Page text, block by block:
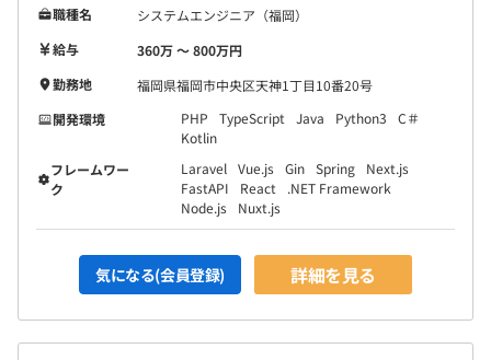
職種名
システムエンジニア（福岡）
給与
360万 〜 800万円
勤務地
福岡県福岡市中央区天神1丁目10番20号
開発環境
PHP TypeScript Java Python3
C＃
Kotlin
フレームワー
ク
Laravel Vue.js Gin Spring
Next.js
FastAPI
React
.NET Framework
Node.js
Nuxt.js
気になる(会員登録) 詳細を見る